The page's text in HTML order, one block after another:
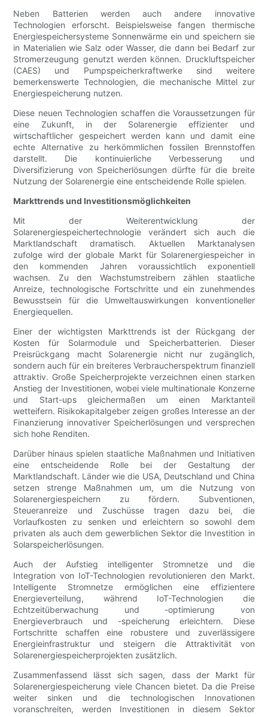
Neben Batterien werden auch andere innovative
Technologien erforscht. Beispielsweise fangen thermische
Energiespeichersysteme Sonnenwärme ein und speichern sie
in Materialien wie Salz oder Wasser, die dann bei Bedarf zur
Stromerzeugung genutzt werden können. Druckluftspeicher
(CAES) und Pumpspeicherkraftwerke sind weitere
bemerkenswerte Technologien, die mechanische Mittel zur
Energiespeicherung nutzen.
Diese neuen Technologien schaffen die Voraussetzungen für
eine Zukunft, in der Solarenergie effizienter und
wirtschaftlicher gespeichert werden kann und damit eine
echte Alternative zu herkömmlichen fossilen Brennstoffen
darstellt. Die kontinuierliche Verbesserung und
Diversifizierung von Speicherlösungen dürfte für die breite
Nutzung der Solarenergie eine entscheidende Rolle spielen.
Markttrends und Investitionsmöglichkeiten
Mit der Weiterentwicklung der
Solarenergiespeichertechnologie verändert sich auch die
Marktlandschaft dramatisch. Aktuellen Marktanalysen
zufolge wird der globale Markt für Solarenergiespeicher in
den kommenden Jahren voraussichtlich exponentiell
wachsen. Zu den Wachstumstreibern zählen staatliche
Anreize, technologische Fortschritte und ein zunehmendes
Bewusstsein für die Umweltauswirkungen konventioneller
Energiequellen.
Einer der wichtigsten Markttrends ist der Rückgang der
Kosten für Solarmodule und Speicherbatterien. Dieser
Preisrückgang macht Solarenergie nicht nur zugänglich,
sondern auch für ein breiteres Verbraucherspektrum finanziell
attraktiv. Große Speicherprojekte verzeichnen einen starken
Anstieg der Investitionen, wobei viele multinationale Konzerne
und Start-ups gleichermaßen um einen Marktanteil
wetteifern. Risikokapitalgeber zeigen großes Interesse an der
Finanzierung innovativer Speicherlösungen und versprechen
sich hohe Renditen.
Darüber hinaus spielen staatliche Maßnahmen und Initiativen
eine entscheidende Rolle bei der Gestaltung der
Marktlandschaft. Länder wie die USA, Deutschland und China
setzen strenge Maßnahmen um, um die Nutzung von
Solarenergiespeichern zu fördern. Subventionen,
Steueranreize und Zuschüsse tragen dazu bei, die
Vorlaufkosten zu senken und erleichtern so sowohl dem
privaten als auch dem gewerblichen Sektor die Investition in
Solarspeicherlösungen.
Auch der Aufstieg intelligenter Stromnetze und die
Integration von IoT-Technologien revolutionieren den Markt.
Intelligente Stromnetze ermöglichen eine effizientere
Energieverteilung, während IoT-Technologien die
Echtzeitüberwachung und -optimierung von
Energieverbrauch und -speicherung erleichtern. Diese
Fortschritte schaffen eine robustere und zuverlässigere
Energieinfrastruktur und steigern die Attraktivität von
Solarenergiespeicherprojekten zusätzlich.
Zusammenfassend lässt sich sagen, dass der Markt für
Solarenergiespeicherung viele Chancen bietet. Da die Preise
weiter sinken und die technologischen Innovationen
voranschreiten, werden Investitionen in diesem Sektor